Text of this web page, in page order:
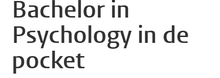
Bachelor in
Psychology in de
pocket